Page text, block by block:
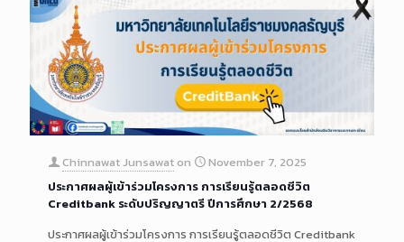
Chinnawat Junsawat on
November 7, 2025
ประกาศผลผู้เข้าร่วมโครงการ การเรียนรู้ตลอดชีวิต
Creditbank ระดับปริญญาตรี ปีการศึกษา 2/2568
ประกาศผลผู้เข้าร่วมโครงการ การเรียนรู้ตลอดชีวิต Creditbank